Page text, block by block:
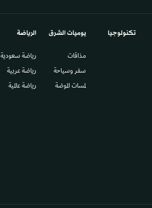
تكنولوجيا يوميات الشرق​
مذاقات
سفر وسياحة
لمسات الموضة
الرياضة
رياضة سعودية
رياضة عربية
رياضة عالمية